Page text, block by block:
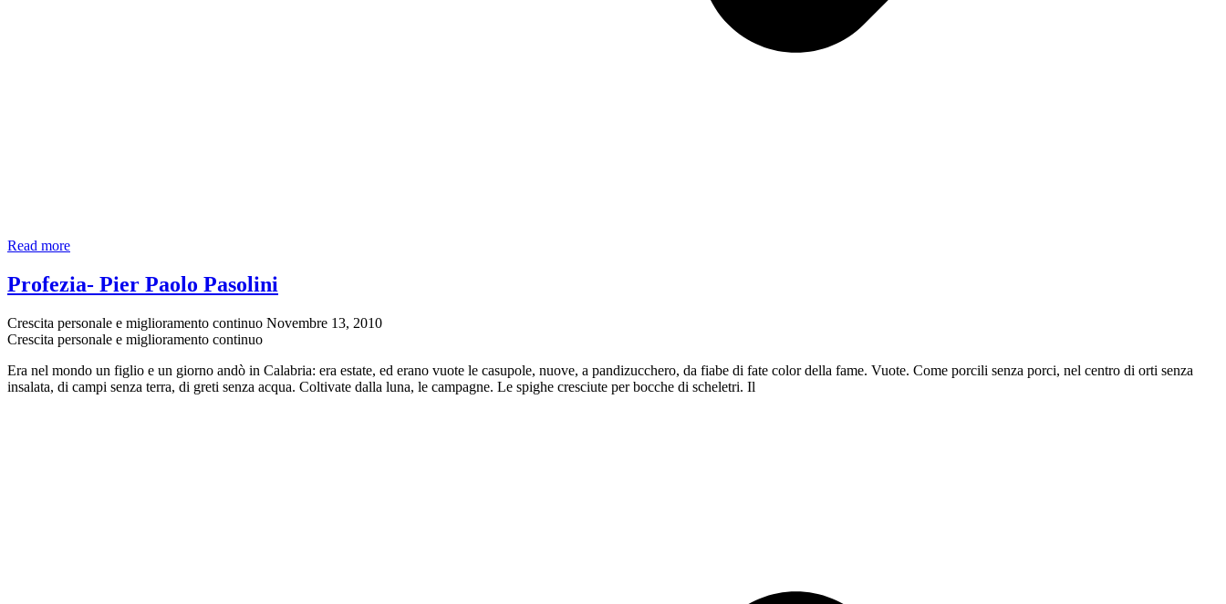
Read moreVieni
Gesù
–
Saporiti
Profezia- Pier Paolo Pasolini
Crescita personale e miglioramento continuo Novembre 13, 2010
Crescita personale e miglioramento continuo
Era nel mondo un figlio e un giorno andò in Calabria: era estate, ed erano vuote le casupole, nuove, a pandizucchero, da fiabe di fate color della fame. Vuote. Come porcili senza porci, nel centro di orti senza
insalata, di campi senza terra, di greti senza acqua. Coltivate dalla luna, le campagne. Le spighe cresciute per bocche di scheletri. Il